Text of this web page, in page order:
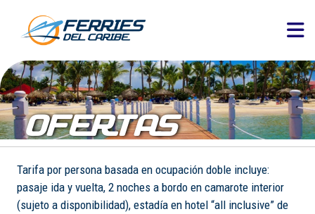
OFERTAS
Tarifa por persona basada en ocupación doble incluye:
pasaje ida y vuelta, 2 noches a bordo en camarote interior
(sujeto a disponibilidad), estadía en hotel “all inclusive” de